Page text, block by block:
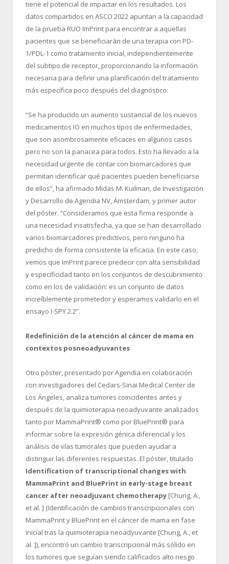
tiene el potencial de impactar en los resultados. Los
datos compartidos en ASCO 2022 apuntan a la capacidad
de la prueba RUO ImPrint para encontrar a aquellas
pacientes que se beneficiarán de una terapia con PD-
1/PDL-1 como tratamiento inicial, independientemente
del subtipo de receptor, proporcionando la información
necesaria para definir una planificación del tratamiento
más específica poco después del diagnóstico.
“Se ha producido un aumento sustancial de los nuevos
medicamentos IO en muchos tipos de enfermedades,
que son asombrosamente eficaces en algunos casos
pero no son la panacea para todos. Esto ha llevado a la
necesidad urgente de contar con biomarcadores que
permitan identificar qué pacientes pueden beneficiarse
de ellos”, ha afirmado Midas M. Kuilman, de Investigación
y Desarrollo de Agendia NV, Ámsterdam, y primer autor
del póster. “Consideramos que esta firma responde a
una necesidad insatisfecha, ya que se han desarrollado
varios biomarcadores predictivos, pero ninguno ha
predicho de forma consistente la eficacia. En este caso,
vemos que ImPrint parece predecir con alta sensibilidad
y especificidad tanto en los conjuntos de descubrimiento
como en los de validación: es un conjunto de datos
increíblemente prometedor y esperamos validarlo en el
ensayo I-SPY 2.2”.
Redefinición de la atención al cáncer de mama en
contextos posneoadyuvantes
Otro póster, presentado por Agendia en colaboración
con investigadores del Cedars-Sinai Medical Center de
Los Ángeles, analiza tumores coincidentes antes y
después de la quimioterapia neoadyuvante analizados
tanto por MammaPrint® como por BluePrint® para
informar sobre la expresión génica diferencial y los
análisis de vías tumorales que pueden ayudar a
distinguir las diferentes respuestas. El póster, titulado
Identification of transcriptional changes with
MammaPrint and BluePrint in early-stage breast
cancer after neoadjuvant chemotherapy [Chung, A.,
et al. ] (Identificación de cambios transcripcionales con
MammaPrint y BluePrint en el cáncer de mama en fase
inicial tras la quimioterapia neoadyuvante [Chung, A., et
al. ]), encontró un cambio transcripcional más sólido en
los tumores que seguían siendo calificados alto riesgo